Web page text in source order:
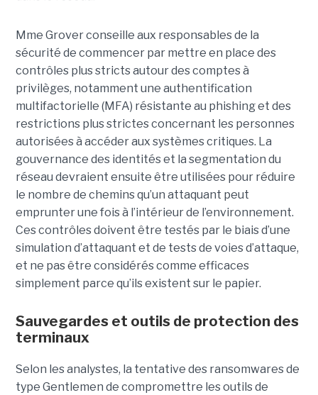
Mme Grover conseille aux responsables de la
sécurité de commencer par mettre en place des
contrôles plus stricts autour des comptes à
privilèges, notamment une authentification
multifactorielle (MFA) résistante au phishing et des
restrictions plus strictes concernant les personnes
autorisées à accéder aux systèmes critiques. La
gouvernance des identités et la segmentation du
réseau devraient ensuite être utilisées pour réduire
le nombre de chemins qu’un attaquant peut
emprunter une fois à l’intérieur de l’environnement.
Ces contrôles doivent être testés par le biais d’une
simulation d’attaquant et de tests de voies d’attaque,
et ne pas être considérés comme efficaces
simplement parce qu’ils existent sur le papier.
Sauvegardes et outils de protection des
terminaux
Selon les analystes, la tentative des ransomwares de
type Gentlemen de compromettre les outils de